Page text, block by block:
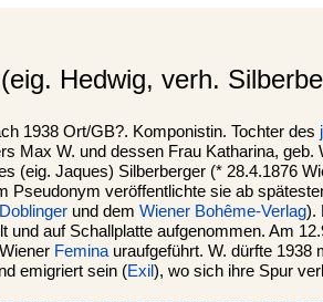
(eig. Hedwig, verh.
1938 Ort/GB?. Komponistin. Tochter des
Max W. und dessen Frau Katharina, geb.
(eig. Jaques) Silberberger (* 28.4.1876
Pseudonym veröffentlichte sie ab
Doblinger und dem Wiener Bohême-Verlag).
und auf Schallplatte aufgenommen. Am
Femina uraufgeführt. W. dürfte 1938
emigriert sein (Exil), wo sich ihre Spur